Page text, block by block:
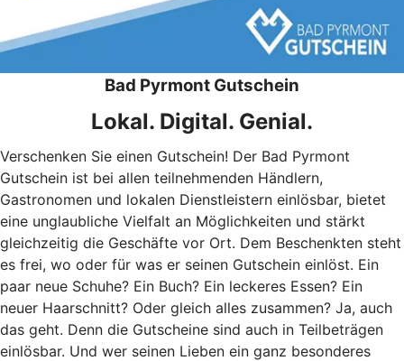
Bad Pyrmont Gutschein
Lokal. Digital. Genial.
Verschenken Sie einen Gutschein! Der Bad Pyrmont
Gutschein ist bei allen teilnehmenden Händlern,
Gastronomen und lokalen Dienstleistern einlösbar, bietet
eine unglaubliche Vielfalt an Möglichkeiten und stärkt
gleichzeitig die Geschäfte vor Ort. Dem Beschenkten steht
es frei, wo oder für was er seinen Gutschein einlöst. Ein
paar neue Schuhe? Ein Buch? Ein leckeres Essen? Ein
neuer Haarschnitt? Oder gleich alles zusammen? Ja, auch
das geht. Denn die Gutscheine sind auch in Teilbeträgen
einlösbar. Und wer seinen Lieben ein ganz besonderes